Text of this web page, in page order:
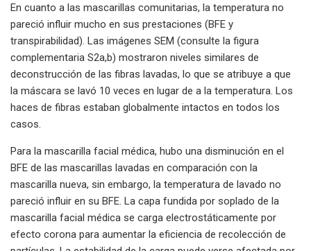
En cuanto a las mascarillas comunitarias, la temperatura no
pareció influir mucho en sus prestaciones (BFE y
transpirabilidad). Las imágenes SEM (consulte la figura
complementaria S2a,b) mostraron niveles similares de
deconstrucción de las fibras lavadas, lo que se atribuye a que
la máscara se lavó 10 veces en lugar de a la temperatura. Los
haces de fibras estaban globalmente intactos en todos los
casos.
Para la mascarilla facial médica, hubo una disminución en el
BFE de las mascarillas lavadas en comparación con la
mascarilla nueva, sin embargo, la temperatura de lavado no
pareció influir en su BFE. La capa fundida por soplado de la
mascarilla facial médica se carga electrostáticamente por
efecto corona para aumentar la eficiencia de recolección de